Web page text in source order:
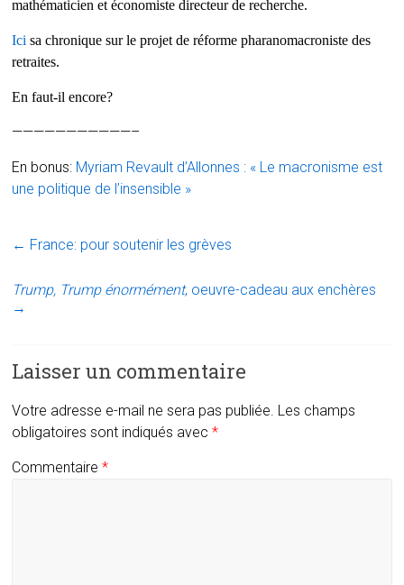
mathématicien et économiste directeur de recherche.
Ici sa chronique sur le projet de réformepharanomacroniste des
retraites.
En faut-il encore?
———————————–
En bonus: Myriam Revault d’Allonnes : « Le macronisme est
une politique de l’insensible »
← France: pour soutenir les grèves
Trump, Trump énormément, oeuvre-cadeau aux enchères
→
Laisser un commentaire
Votre adresse e-mail ne sera pas publiée. Les champs
obligatoires sont indiqués avec*
Commentaire*